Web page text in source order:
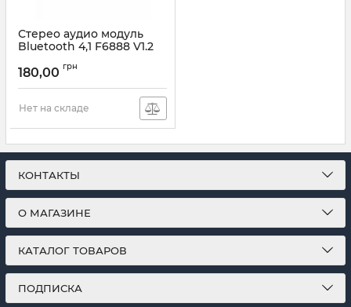
Стерео аудио модуль
Bluetooth 4,1 F6888 V1.2
Артикул: F6888V1.2
180,00 грн
Нет на складе
КОНТАКТЫ
О МАГАЗИНЕ
КАТАЛОГ ТОВАРОВ
ПОДПИСКА